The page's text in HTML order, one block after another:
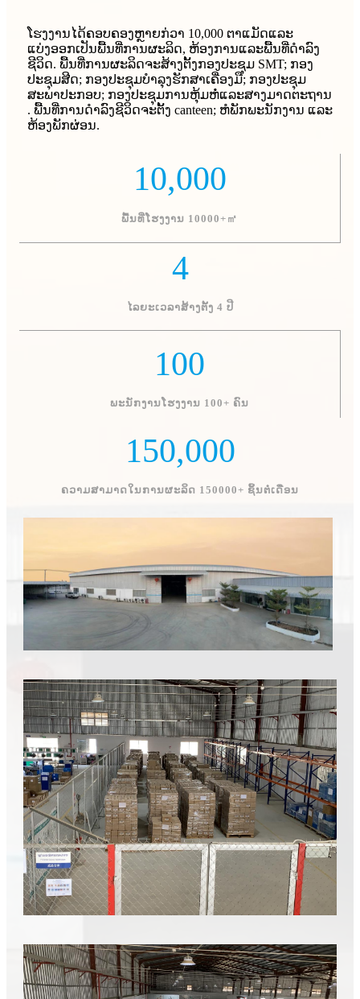
ໂຮງງານໄດ້ຄອບຄອງຫຼາຍກ່ວາ 10,000 ຕາແມັດແລະ
ແບ່ງອອກເປັນພື້ນທີ່ການຜະລິດ, ຫ້ອງການແລະພື້ນທີ່ດໍາລົງ
ຊີວິດ. ພື້ນທີ່ການຜະລິດຈະສ້າງຕັ້ງກອງປະຊຸມ SMT; ກອງ
ປະຊຸມສີດ; ກອງ​ປະ​ຊຸມ​ບໍາ​ລຸງ​ຮັກ​ສາ​ເຄື່ອງ​ມື​; ກອງປະຊຸມ
ສະພາປະກອບ; ກອງ​ປະ​ຊຸມ​ການ​ຫຸ້ມ​ຫໍ່​ແລະ​ສາງ​ມາດ​ຕະ​ຖານ​
. ພື້ນ​ທີ່​ການ​ດໍາ​ລົງ​ຊີ​ວິດ​ຈະ​ຕັ້ງ canteen​; ຫໍພັກພະນັກງານ ແລະ
ຫ້ອງພັກຜ່ອນ.
10,000
ພື້ນທີ່ໂຮງງານ 10000+㎡
4
ໄລຍະເວລາສ້າງຕັ້ງ 4 ປີ
100
ພະນັກງານໂຮງງານ 100+ ຄົນ
150,000
ຄວາມສາມາດໃນການຜະລິດ 150000+ ຊິ້ນຕໍ່ເດືອນ